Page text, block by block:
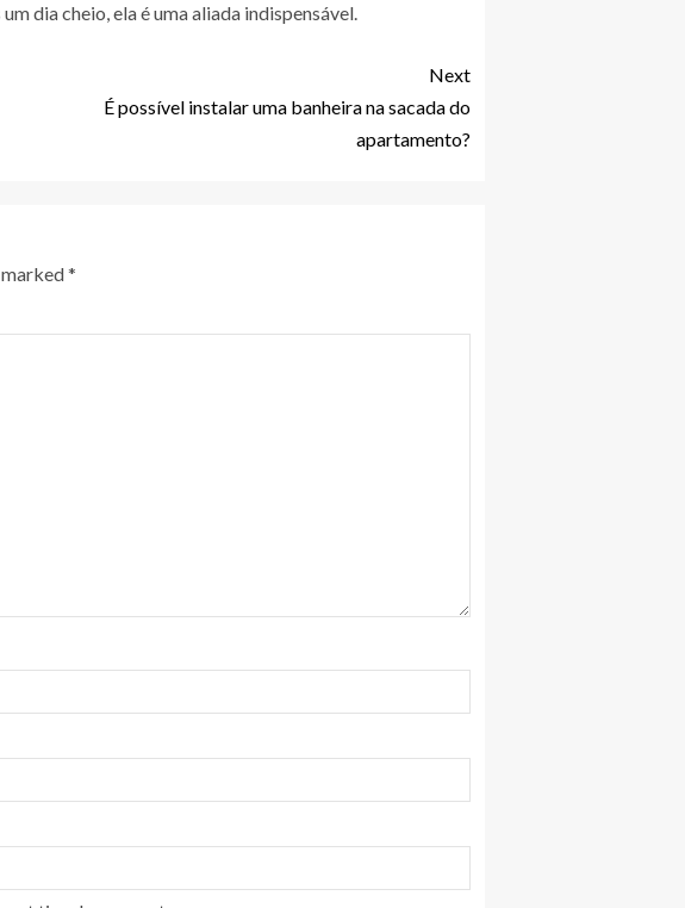
dia cheio, ela é uma aliada indispensável.
Next
É possível instalar uma banheira na sacada do
apartamento?
*